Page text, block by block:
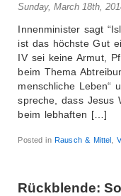
Sunday, March 18th,
Innenminister sagt
ist das höchste Gut
IV sei keine Armut,
beim Thema
menschliche Leben“
spreche, dass Jesus
beim lebhaften […]
Posted inRausch & Mittel
Rückblende: